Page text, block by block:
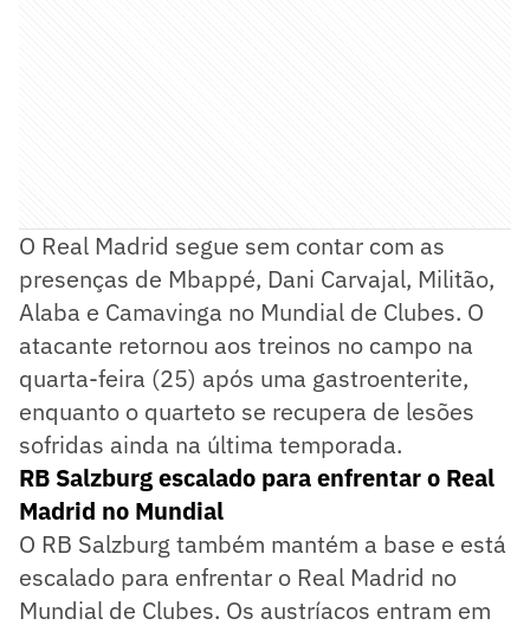
O Real Madrid segue sem contar com as
presenças de Mbappé, Dani Carvajal, Militão,
Alaba e Camavinga no Mundial de Clubes. O
atacante retornou aos treinos no campo na
quarta-feira (25) após uma gastroenterite,
enquanto o quarteto se recupera de lesões
sofridas ainda na última temporada.
RB Salzburg escalado para enfrentar o Real
Madrid no Mundial
O RB Salzburg também mantém a base e está
escalado para enfrentar o Real Madrid no
Mundial de Clubes. Os austríacos entram em